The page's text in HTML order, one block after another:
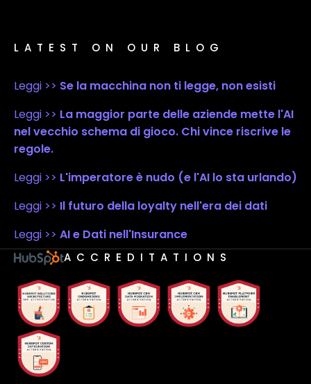
LATEST ON OUR BLOG
Leggi >> Se la macchina non ti legge, non esisti
Leggi >> La maggior parte delle aziende mette l'AI
nel vecchio schema di gioco. Chi vince riscrive le
regole.
Leggi >> L'imperatore è nudo (e l'AI lo sta urlando)
Leggi >> Il futuro della loyalty nell'era dei dati
Leggi >> AI e Dati nell'Insurance
ACCREDITATIONS